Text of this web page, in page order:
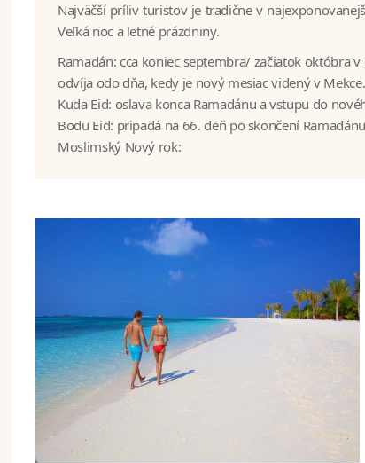
Najväčší príliv turistov je tradične v
Veľká noc a letné prázdniny.
Ramadán: cca koniec septembra/ začiatok októbra
odvíja odo dňa, kedy je nový mesiac videný v Mekce.
Kuda Eid: oslava konca Ramadánu a vstupu do
Bodu Eid: pripadá na 66. deň po skončení
Moslimský Nový rok: